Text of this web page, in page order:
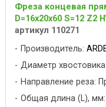
Фреза концевая
D=16x20x60 S=12 Z2
артикул 110271
Производитель:
Диаметр
Направление реза:
Общая длина (L), мм: